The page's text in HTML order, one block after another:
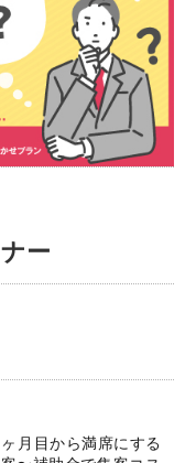
ー
月目から満席にする